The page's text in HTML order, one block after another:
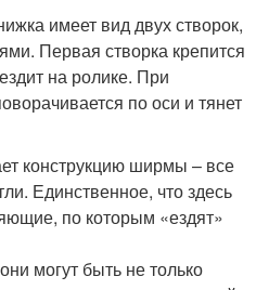
имеет вид двух створок,
Первая створка крепится
на ролике. При
по оси и тянет
конструкцию ширмы – все
Единственное, что здесь
по которым «ездят»
могут быть не только